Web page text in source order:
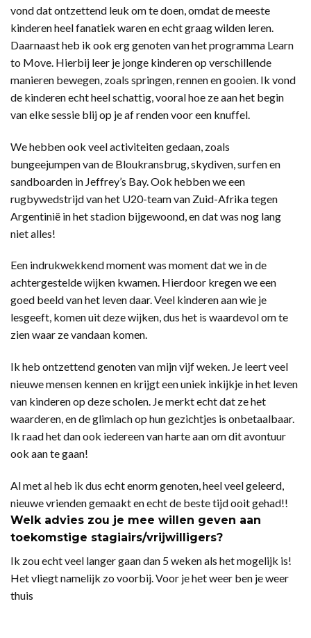
vond dat ontzettend leuk om te doen, omdat de meeste
kinderen heel fanatiek waren en echt graag wilden leren.
Daarnaast heb ik ook erg genoten van het programma Learn
to Move. Hierbij leer je jonge kinderen op verschillende
manieren bewegen, zoals springen, rennen en gooien. Ik vond
de kinderen echt heel schattig, vooral hoe ze aan het begin
van elke sessie blij op je af renden voor een knuffel.
We hebben ook veel activiteiten gedaan, zoals
bungeejumpen van de Bloukransbrug, skydiven, surfen en
sandboarden in Jeffrey’s Bay. Ook hebben we een
rugbywedstrijd van het U20-team van Zuid-Afrika tegen
Argentinië in het stadion bijgewoond, en dat was nog lang
niet alles!
Een indrukwekkend moment was moment dat we in de
achtergestelde wijken kwamen. Hierdoor kregen we een
goed beeld van het leven daar. Veel kinderen aan wie je
lesgeeft, komen uit deze wijken, dus het is waardevol om te
zien waar ze vandaan komen.
Ik heb ontzettend genoten van mijn vijf weken. Je leert veel
nieuwe mensen kennen en krijgt een uniek inkijkje in het leven
van kinderen op deze scholen. Je merkt echt dat ze het
waarderen, en de glimlach op hun gezichtjes is onbetaalbaar.
Ik raad het dan ook iedereen van harte aan om dit avontuur
ook aan te gaan!
Al met al heb ik dus echt enorm genoten, heel veel geleerd,
nieuwe vrienden gemaakt en echt de beste tijd ooit gehad!!
Welk advies zou je mee willen geven aan
toekomstige stagiairs/vrijwilligers?
Ik zou echt veel langer gaan dan 5 weken als het mogelijk is!
Het vliegt namelijk zo voorbij. Voor je het weer ben je weer
thuis